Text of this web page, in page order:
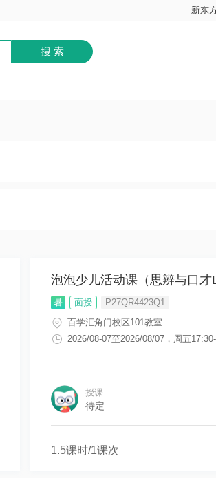
新东
泡泡少儿活动课（思辨与口才
暑 面授
P27QR4423Q1
百学汇角门校区101教室
2026/08-07至2026/08/07 ， 周五
授课
待定
1.5课时/1课次